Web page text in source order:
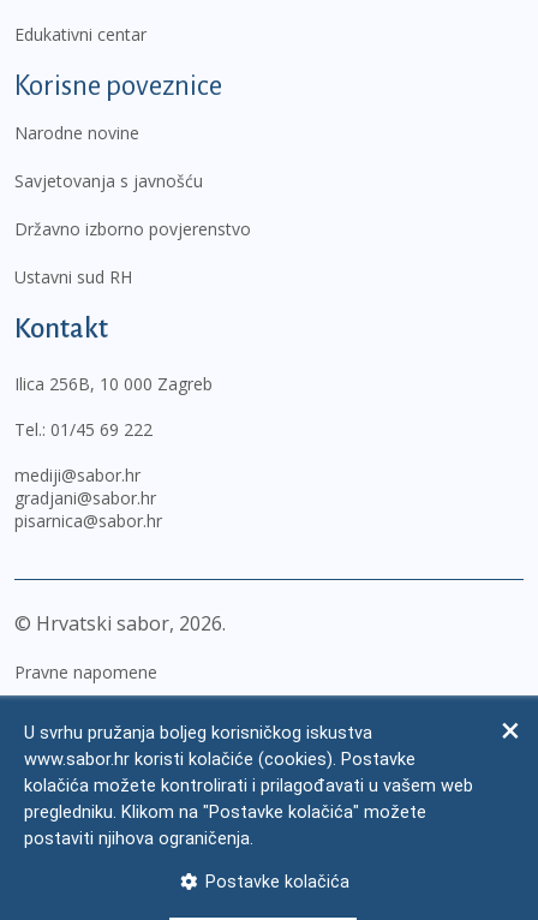
Edukativni centar
Korisne poveznice
Narodne novine
Savjetovanja s javnošću
Državno izborno povjerenstvo
Ustavni sud RH
Kontakt
Ilica 256B, 10 000 Zagreb
Tel.: 01/45 69 222
mediji@sabor.hr
gradjani@sabor.hr
pisarnica@sabor.hr
© Hrvatski sabor, 2026
Pravne napomene
Zaštita osobnih podataka
Impressum
Česta pitanja
U svrhu pružanja boljeg korisničkog iskustva
www.sabor.hr koristi kolačiće (cookies). Postavke
kolačića možete kontrolirati i prilagođavati u vašem web
pregledniku. Klikom na "Postavke kolačića" možete
postaviti njihova ograničenja.
Postavke kolačića